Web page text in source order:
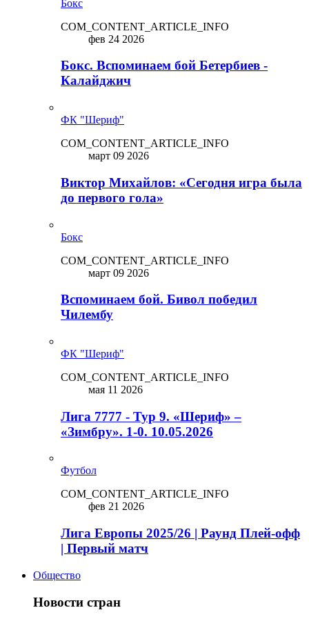
Бокс
COM_CONTENT_ARTICLE_INFO
фев 24 2026
Бокс. Вспоминаем бой Бетербиев -
Калайджич
ФК "Шериф"
COM_CONTENT_ARTICLE_INFO
март 09 2026
Виктор Михайлов: «Сегодня игра была
до первого гола»
Бокс
COM_CONTENT_ARTICLE_INFO
март 09 2026
Вспоминаем бой. Бивол победил
Чилембу
ФК "Шериф"
COM_CONTENT_ARTICLE_INFO
мая 11 2026
Лига 7777 - Тур 9. «Шериф» –
«Зимбру». 1-0. 10.05.2026
Футбол
COM_CONTENT_ARTICLE_INFO
фев 21 2026
Лига Европы 2025/26 | Раунд Плей-офф
| Первый матч
Общество
Новости стран